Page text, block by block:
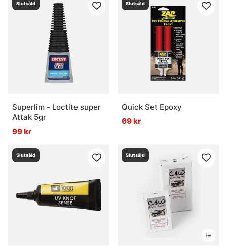
Slutsåld
Superlim - Loctite super
Attak 5gr
99 kr
Slutsåld
Quick Set Epoxy
69 kr
Slutsåld Slutsåld